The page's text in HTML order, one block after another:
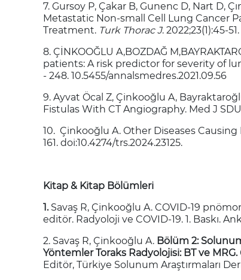
7. Gursoy P, Çakar B, Gunenc D, Nart D,
Metastatic Non-small Cell Lung Cancer
Treatment. Turk Thorac J. 2022;23(1):45-
8. ÇİNKOOĞLU A,BOZDAĞ
patients: A risk predictor for severity of
- 248. 10.5455/annalsmedres.2021.09.56
9. Ayvat Öcal Z, Çinkooğlu A,
Fistulas With CT Angiography. Med J
10. Çinkooğlu A. Other Diseases
161. doi:10.4274/trs.2024.23125.
Kitap & Kitap Bölümleri
1. Savaş R, Çinkooğlu A. COVID-19
editör. Radyoloji ve COVID-19. 1. Baskı.
2. Savaş R, Çinkooğlu A. Bölüm 2:
Yöntemler Toraks Radyolojisi: BT ve MRG.
Editör, Türkiye Solunum Araştırmaları